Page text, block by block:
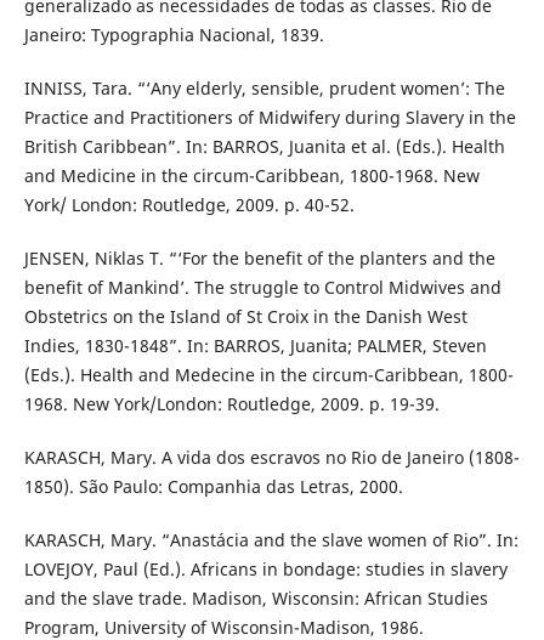
generalizado as necessidades de todas as classes. Rio de
Janeiro: Typographia Nacional, 1839.
INNISS, Tara. “‘Any elderly, sensible, prudent women’: The
Practice and Practitioners of Midwifery during Slavery in the
British Caribbean”. In: BARROS, Juanita et al. (Eds.). Health
and Medicine in the circum-Caribbean, 1800-1968. New
York/ London: Routledge, 2009. p. 40-52.
JENSEN, Niklas T. “‘For the benefit of the planters and the
benefit of Mankind’. The struggle to Control Midwives and
Obstetrics on the Island of St Croix in the Danish West
Indies, 1830-1848”. In: BARROS, Juanita; PALMER, Steven
(Eds.). Health and Medecine in the circum-Caribbean, 1800-
1968. New York/London: Routledge, 2009. p. 19-39.
KARASCH, Mary. A vida dos escravos no Rio de Janeiro (1808-
1850). São Paulo: Companhia das Letras, 2000.
KARASCH, Mary. “Anastácia and the slave women of Rio”. In:
LOVEJOY, Paul (Ed.). Africans in bondage: studies in slavery
and the slave trade. Madison, Wisconsin: African Studies
Program, University of Wisconsin-Madison, 1986.